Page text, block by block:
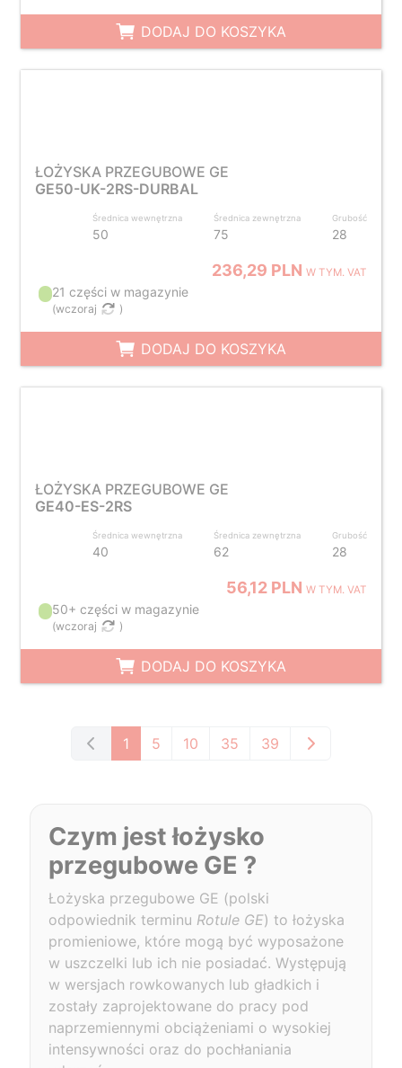
DODAJ DO KOSZYKA
ŁOŻYSKA PRZEGUBOWE GE
GE50-UK-2RS-DURBAL
Średnica wewnętrzna
50
Średnica zewnętrzna
75
Grubość
28
236,29 PLNW TYM. VAT
21 części w magazynie
(wczoraj )
DODAJ DO KOSZYKA
ŁOŻYSKA PRZEGUBOWE GE
GE40-ES-2RS
Średnica wewnętrzna
40
Średnica zewnętrzna
62
Grubość
28
56,12 PLNW TYM. VAT
50+ części w magazynie
(wczoraj )
DODAJ DO KOSZYKA
1 5 10 35 39
Czym jest łożysko
przegubowe GE ?
Łożyska przegubowe GE (polski
odpowiednik terminu Rotule GE) to łożyska
promieniowe, które mogą być wyposażone
w uszczelki lub ich nie posiadać. Występują
w wersjach rowkowanych lub gładkich i
zostały zaprojektowane do pracy pod
naprzemiennymi obciążeniami o wysokiej
intensywności oraz do pochłaniania